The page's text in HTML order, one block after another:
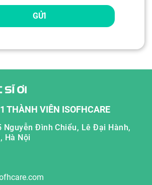
GỬI
THÀNH VIÊN ISOFHCARE
Nguyễn Đình Chiểu, Lê Đại Hành,
Hà Nội